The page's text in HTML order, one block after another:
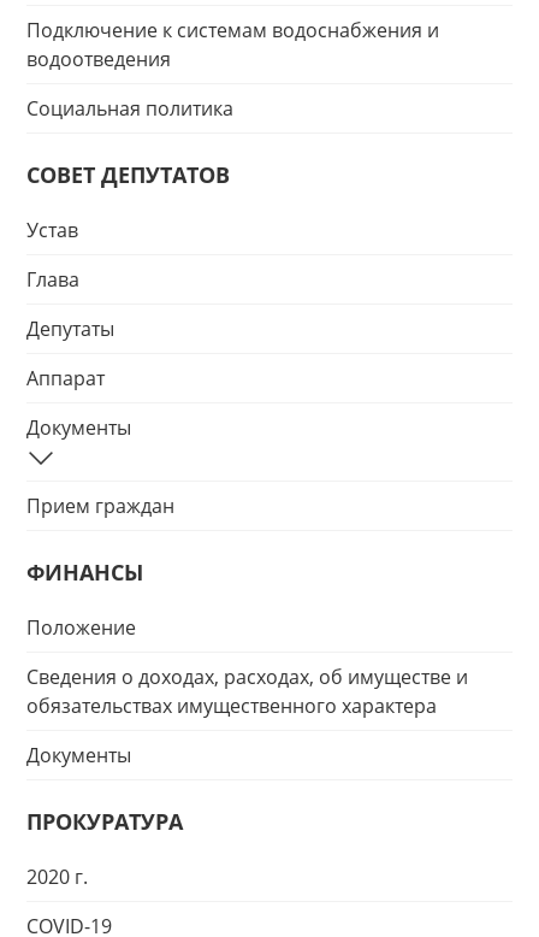
Подключение к системам водоснабжения и
водоотведения
Социальная политика
СОВЕТ ДЕПУТАТОВ
Устав
Глава
Депутаты
Аппарат
Документы
Прием граждан
ФИНАНСЫ
Положение
Сведения о доходах, расходах, об имуществе и
обязательствах имущественного характера
Документы
ПРОКУРАТУРА
2020 г.
COVID-19